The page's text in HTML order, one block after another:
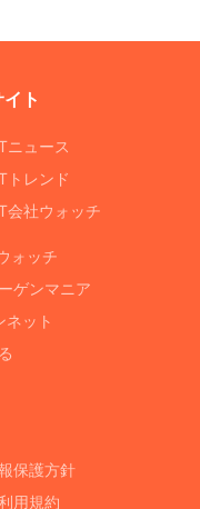
ト
ニュース
トレンド
会社ウォッチ
ォッチ
ゲンマニア
ネット
保護方針
用規約